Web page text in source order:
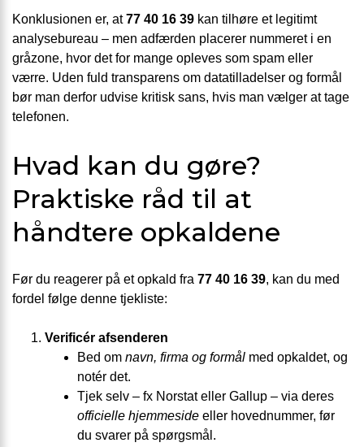
Konklusionen er, at77 40 16 39 kan tilhøre et legitimt
analysebureau – men adfærden placerer nummeret i en
gråzone, hvor det for mange opleves som spam eller
værre. Uden fuld transparens om data­tilladelser og formål
bør man derfor udvise kritisk sans, hvis man vælger at tage
telefonen.
Hvad kan du gøre?
Praktiske råd til at
håndtere opkaldene
Før du reagerer på et opkald fra 77 40 16 39, kan du med
fordel følge denne tjekliste:
Verificér afsenderen
Bed om navn, firma og formål med opkaldet, og
notér det.
Tjek selv – fx Norstat eller Gallup – via deres
officielle hjemmeside eller hovednummer, før
du svarer på spørgsmål.